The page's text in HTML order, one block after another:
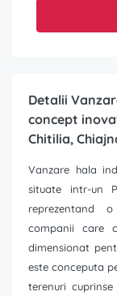
Detalii
concept
Chitilia,
Vanzare hala
situate intr-un
reprezentand
companii care
dimensionat
este conceputa
terenuri